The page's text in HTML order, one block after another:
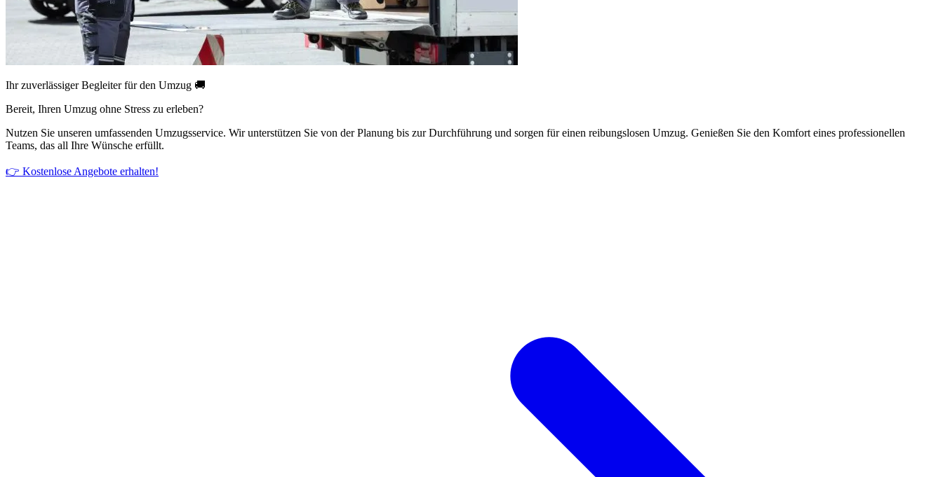
Ihr zuverlässiger Begleiter für den Umzug 🚚
Bereit, Ihren Umzug ohne Stress zu erleben?
Nutzen Sie unseren umfassenden Umzugsservice. Wir unterstützen Sie von der Planung bis zur Durchführung und sorgen für einen reibungslosen Umzug. Genießen Sie den Komfort eines professionellen
Teams, das all Ihre Wünsche erfüllt.
👉 Kostenlose Angebote erhalten!